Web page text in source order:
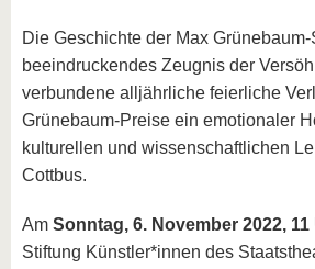
Die Geschichte der Max
beeindruckendes Zeugnis der
verbundene alljährliche feierliche
Grünebaum-Preise ein emotionaler
kulturellen und wissen­schaftlichen
Cottbus.
Am Sonntag, 6. November 2022, 11
Stiftung Künstler*innen des